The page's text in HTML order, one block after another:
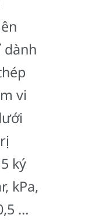
dành
vi
ký
kPa,
…